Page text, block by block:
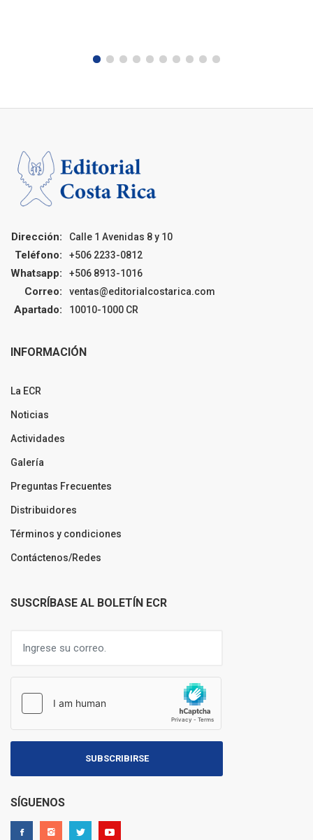
Dirección: Calle 1 Avenidas 8 y 10
Teléfono: +506 2233-0812
Whatsapp: +506 8913-1016
Correo: ventas@editorialcostarica.com
Apartado: 10010-1000 CR
INFORMACIÓN
La ECR
Noticias
Actividades
Galería
Preguntas Frecuentes
Distribuidores
Términos y condiciones
Contáctenos/Redes
SUSCRÍBASE AL BOLETÍN ECR
SUBSCRIBIRSE
SÍGUENOS